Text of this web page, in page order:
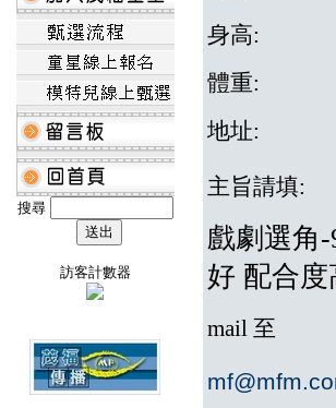
搜尋
訪客計數器
身高:
體重:
地址:
主旨請填:
戲劇選角
好 配合
mail 至